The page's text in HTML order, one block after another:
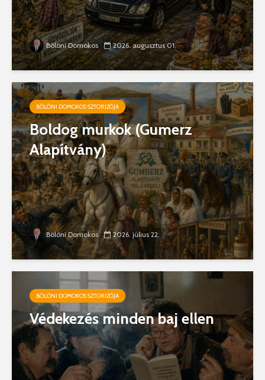
Bölöni Domokos 2026. augusztus 01.
BÖLÖNI DOMOKOS SZTORIZÓJA
Boldog murkok (Gumerz
Alapítvány)
Bölöni Domokos 2026. július 22.
BÖLÖNI DOMOKOS SZTORIZÓJA
Védekezés minden baj ellen